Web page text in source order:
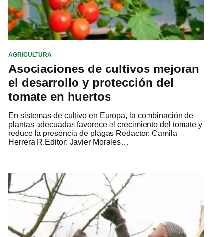
AGRICULTURA
Asociaciones de cultivos mejoran
el desarrollo y protección del
tomate en huertos
En sistemas de cultivo en Europa, la combinación de
plantas adecuadas favorece el crecimiento del tomate y
reduce la presencia de plagas Redactor: Camila
Herrera R.Editor: Javier Morales…